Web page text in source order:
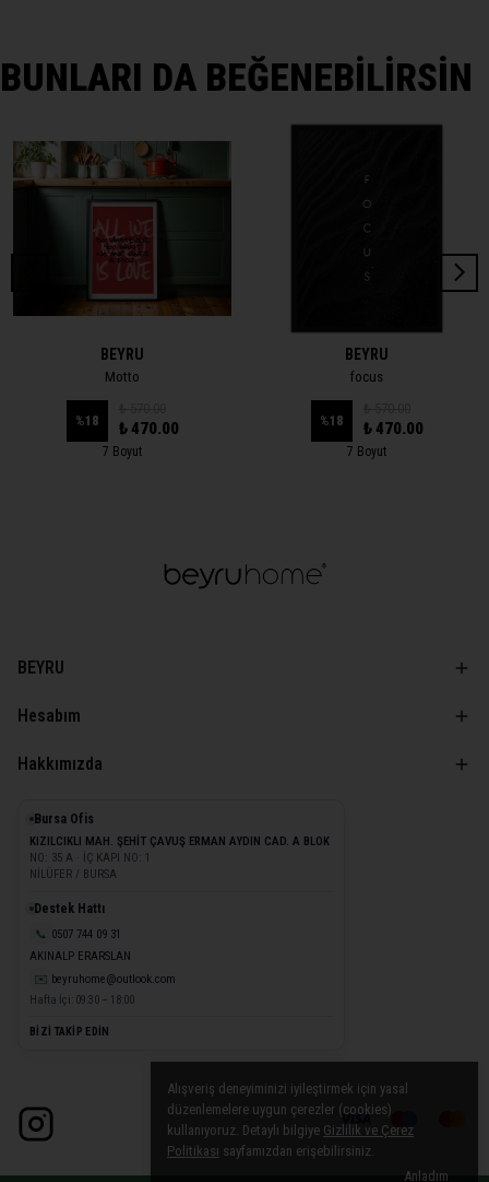
Alışveriş deneyiminizi iyileştirmek için yasal
düzenlemelere uygun çerezler (cookies)
kullanıyoruz. Detaylı bilgiye Gizlilik ve Çerez
Politikası sayfamızdan erişebilirsiniz.
Anladım
BUNLARI DA BEĞENEBİLİRSİN
BEYRU
Motto
%18 ₺ 470.00
7 Boyut
BEYRU
focus
%18 ₺ 470.00
7 Boyut
BEYRU
Hesabım
Hakkımızda
Bursa Ofis
KIZILCIKLI MAH. ŞEHİT ÇAVUŞ ERMAN AYDIN CAD. A BLOK
NO: 35 A · İÇ KAPI NO: 1
NİLÜFER / BURSA
Destek Hattı
📞 0507 744 09 31
AKINALP ERARSLAN
✉️ beyruhome@outlook.com
Hafta İçi: 09:30 – 18:00
BİZİ TAKİP EDİN